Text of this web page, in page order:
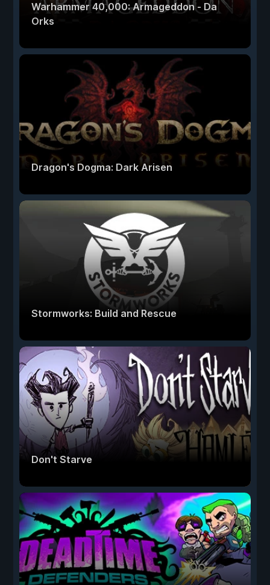
Warhammer 40,000: Armageddon - Da
Orks
Dragon's Dogma: Dark Arisen
Stormworks: Build and Rescue
Don't Starve